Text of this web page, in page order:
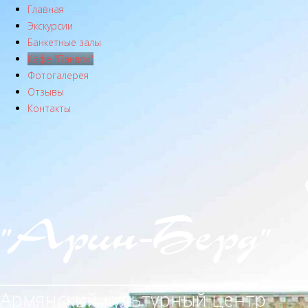
Главная
Экскурсии
Банкетные залы
Кафе "Пандок"
Фотогалерея
Отзывы
Контакты
"Арин-Берд"
Армянский культурный центр